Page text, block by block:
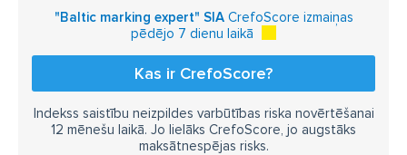
"Baltic marking expert" SIACrefoScore izmaiņas
pēdējo 7 dienu laikā
Kas ir CrefoScore?
Indekss saistību neizpildes varbūtības riska novērtēšanai
12 mēnešu laikā. Jo lielāks CrefoScore, jo augstāks
maksātnespējas risks.